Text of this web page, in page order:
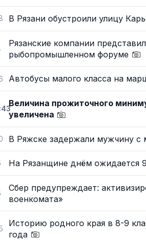
В Рязани обустроили улицу
Рязанские компании
рыбопромышленном форуме
Автобусы малого класса на
Величина прожиточного
увеличена
В Ряжске задержали мужчину
На Рязанщине днём ожидается
Сбер предупреждает:
военкомата»
Историю родного края в 8-9
года